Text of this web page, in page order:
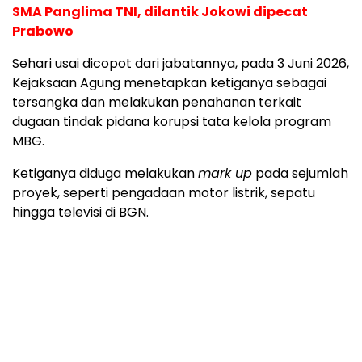
SMA Panglima TNI, dilantik Jokowi dipecat
Prabowo
Sehari usai dicopot dari jabatannya, pada 3 Juni 2026,
Kejaksaan Agung menetapkan ketiganya sebagai
tersangka dan melakukan penahanan terkait
dugaan tindak pidana korupsi tata kelola program
MBG.
Ketiganya diduga melakukanmark up pada sejumlah
proyek, seperti pengadaan motor listrik, sepatu
hingga televisi di BGN.